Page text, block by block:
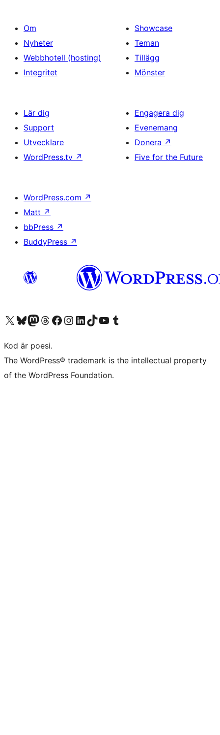
Om
Nyheter
Webbhotell (hosting)
Integritet
Showcase
Teman
Tillägg
Mönster
Lär dig
Support
Utvecklare
WordPress.tv ↗
Engagera dig
Evenemang
Donera ↗
Five for the Future
WordPress.com ↗
Matt ↗
bbPress ↗
BuddyPress ↗
Besök vår X-konto (f.d. Twitter)
Besök vårt Bluesky-konto
Besök vårt Mastodon-konto
Besök vårt Thread-konto
Besök vår Facebook-sidaBesök vårt Instagram-konto
Besök vårt LinkedIn-konto
Besök vårt TikTok-konto
Besök vår YouTube-kanalBesök vårt Tumblr-konto
Kod är poesi.
The WordPress® trademark is the intellectual property
of the WordPress Foundation.